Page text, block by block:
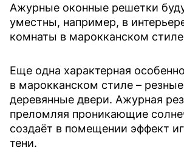
Ажурные оконные решетки
уместны, например, в
комнаты в марокканском
Еще одна характерная
в марокканском стиле –
деревянные двери. Ажурная
преломляя проникающие
создаёт в помещении эффект
тени.